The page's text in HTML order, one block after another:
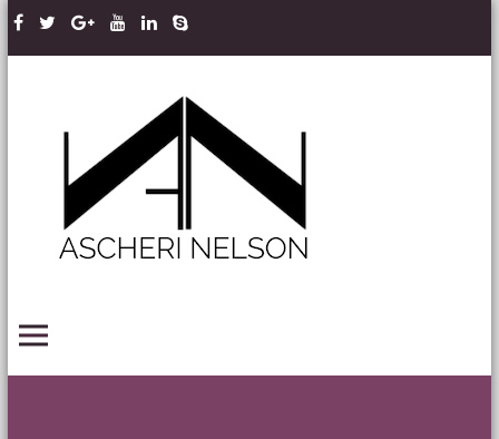
Skip to content